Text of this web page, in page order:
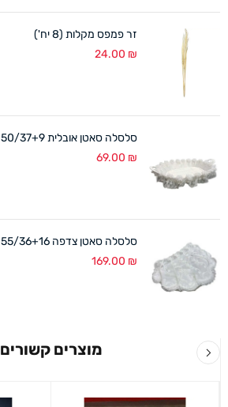
זר פמפס מקלות (8 יח')
24.00 ₪
סלסלה סאטן אובלית 50/37+9 ס"מ לבן
69.00 ₪
סלסלה סאטן צדפה 55/36+16 ס"מ לבן
169.00 ₪
מוצרים קשורים